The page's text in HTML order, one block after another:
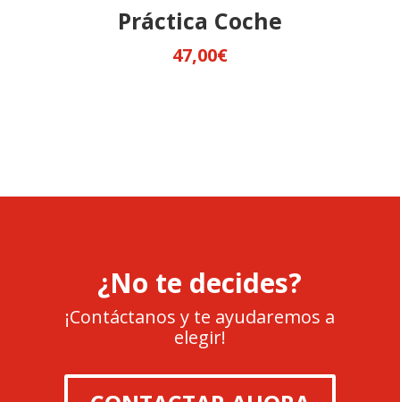
Práctica Coche
47,00€
¿No te decides?
¡Contáctanos y te ayudaremos a
elegir!